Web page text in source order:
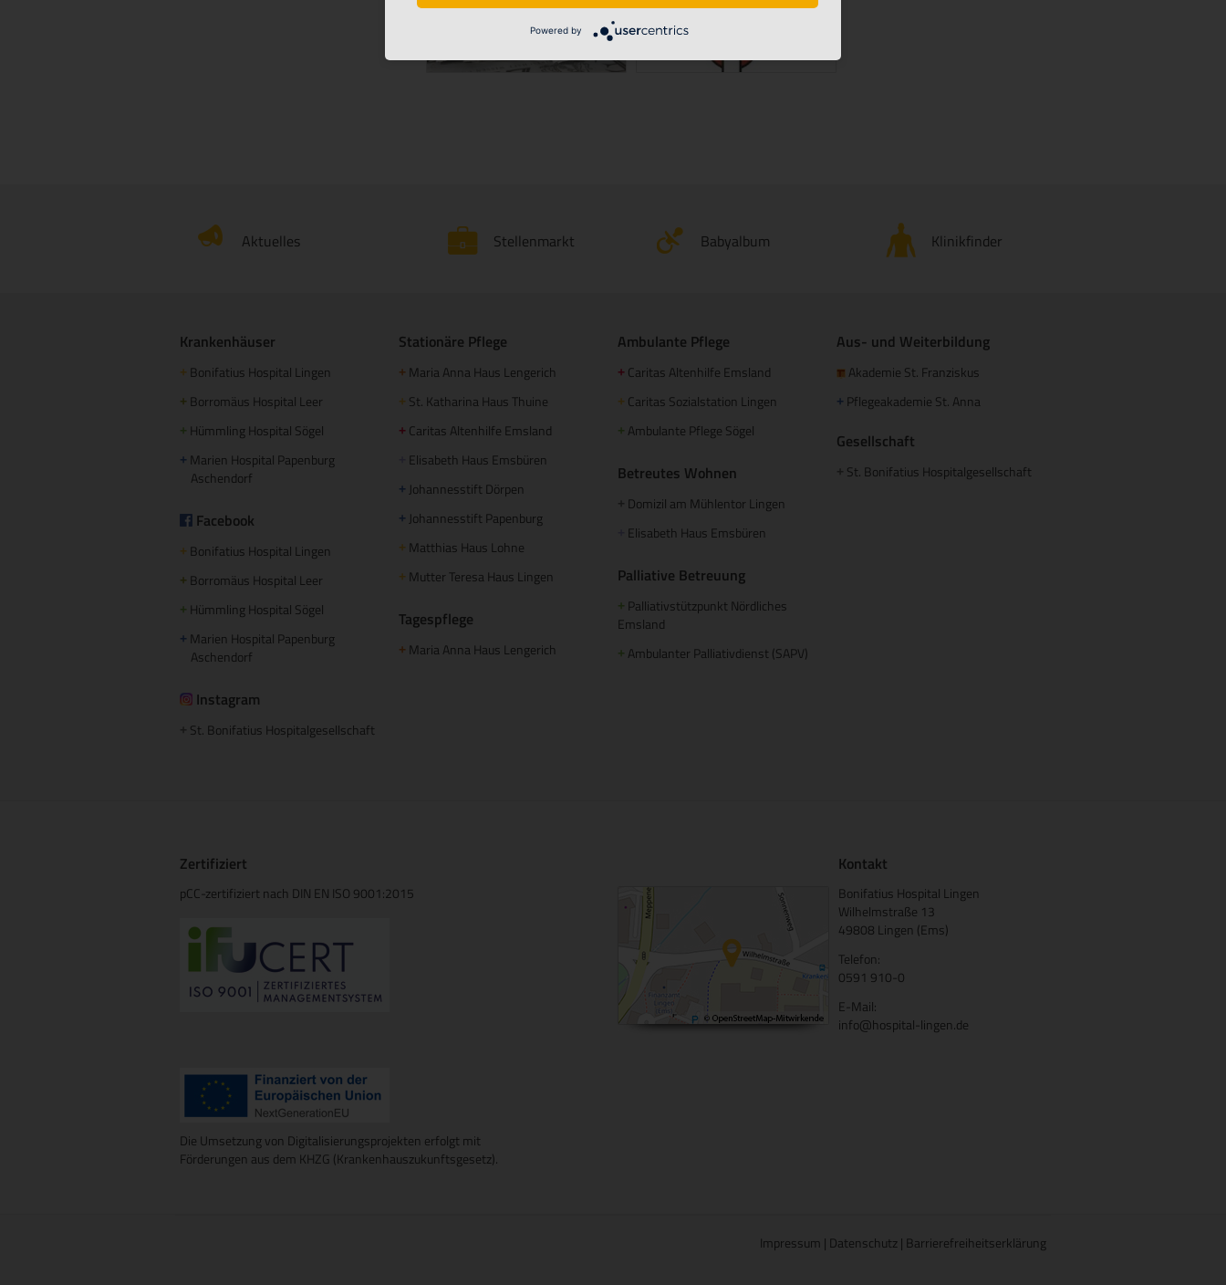
Aktuelles Stellenmarkt Babyalbum Klinikfinder
Krankenhäuser
+ Bonifatius Hospital Lingen
+ Borromäus Hospital Leer
+ Hümmling Hospital Sögel
+ Marien Hospital Papenburg
Aschendorf
Facebook
+ Bonifatius Hospital Lingen
+ Borromäus Hospital Leer
+ Hümmling Hospital Sögel
+ Marien Hospital Papenburg
Aschendorf
Instagram
St. Bonifatius Hospitalgesellschaft
Stationäre Pflege
+ Maria Anna Haus Lengerich
+ St. Katharina Haus Thuine
+ Caritas Altenhilfe Emsland
Elisabeth Haus Emsbüren
+ Johannesstift Dörpen
+ Johannesstift Papenburg
+ Matthias Haus Lohne
+ Mutter Teresa Haus Lingen
Tagespflege
+ Maria Anna Haus Lengerich
Ambulante Pflege
+ Caritas Altenhilfe Emsland
+ Caritas Sozialstation Lingen
+ Ambulante Pflege Sögel
Betreutes Wohnen
Domizil am Mühlentor Lingen
Elisabeth Haus Emsbüren
Palliative Betreuung
+ Palliativstützpunkt Nördliches
Emsland
+ Ambulanter Palliativdienst (SAPV)
Aus- und Weiterbildung
Akademie St. Franziskus
+ Pflegeakademie St. Anna
Gesellschaft
St. Bonifatius Hospitalgesellschaft
Zertifiziert
pCC-zertifiziert nach DIN EN ISO 9001:2015
Die Umsetzung von Digitalisierungsprojekten erfolgt mit
Förderungen aus dem KHZG (Krankenhauszukunftsgesetz).
Kontakt
Bonifatius Hospital Lingen
Wilhelmstraße 13
49808 Lingen (Ems)
Telefon:
0591 910-0
E-Mail:
info@hospital-lingen.de
Impressum | Datenschutz| Barrierefreiheitserklärung
Powered by